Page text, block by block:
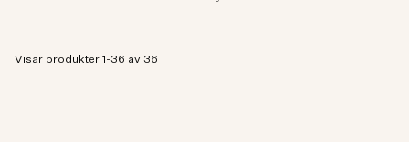
Visar produkter 1-36 av 36